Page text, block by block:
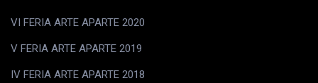
VI FERIA ARTE APARTE 2020
V FERIA ARTE APARTE 2019
IV FERIA ARTE APARTE 2018